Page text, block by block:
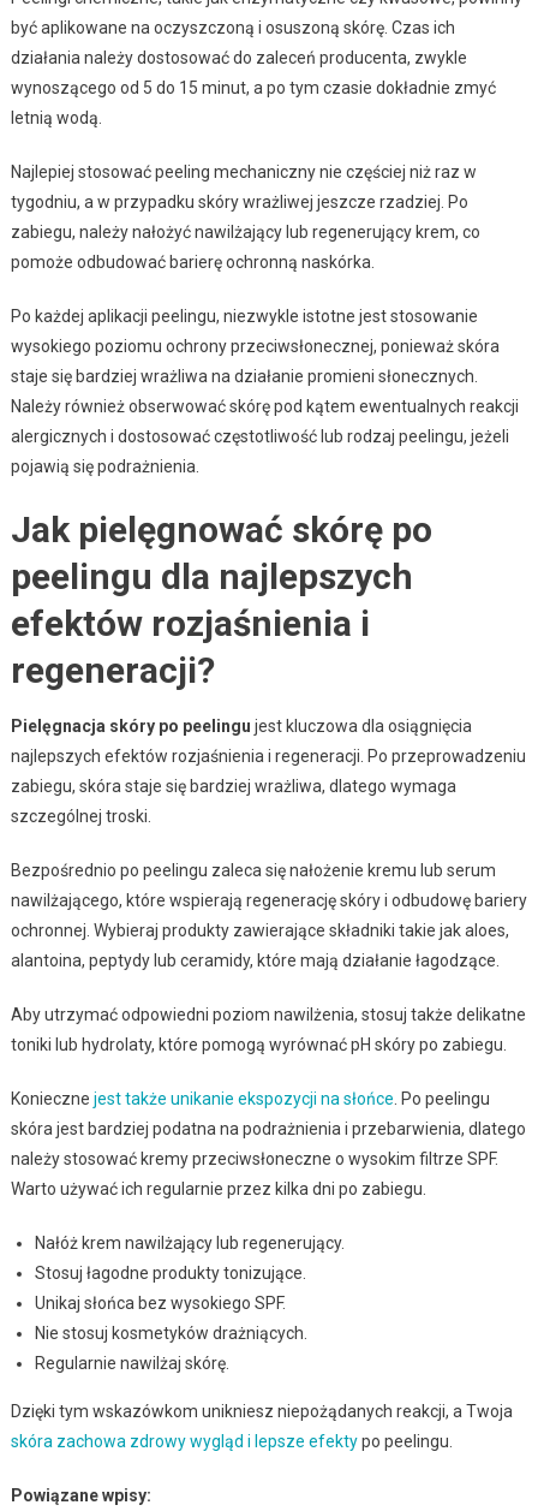
być aplikowane na oczyszczoną i osuszoną skórę. Czas ich
działania należy dostosować do zaleceń producenta, zwykle
wynoszącego od 5 do 15 minut, a po tym czasie dokładnie zmyć
letnią wodą.
Najlepiej stosować peeling mechaniczny nie częściej niż raz w
tygodniu, a w przypadku skóry wrażliwej jeszcze rzadziej. Po
zabiegu, należy nałożyć nawilżający lub regenerujący krem, co
pomoże odbudować barierę ochronną naskórka.
Po każdej aplikacji peelingu, niezwykle istotne jest stosowanie
wysokiego poziomu ochrony przeciwsłonecznej, ponieważ skóra
staje się bardziej wrażliwa na działanie promieni słonecznych.
Należy również obserwować skórę pod kątem ewentualnych reakcji
alergicznych i dostosować częstotliwość lub rodzaj peelingu, jeżeli
pojawią się podrażnienia.
Jak pielęgnować skórę po
peelingu dla najlepszych
efektów rozjaśnienia i
regeneracji?
Pielęgnacja skóry po peelingu jest kluczowa dla osiągnięcia
najlepszych efektów rozjaśnienia i regeneracji. Po przeprowadzeniu
zabiegu, skóra staje się bardziej wrażliwa, dlatego wymaga
szczególnej troski.
Bezpośrednio po peelingu zaleca się nałożenie kremu lub serum
nawilżającego, które wspierają regenerację skóry i odbudowę bariery
ochronnej. Wybieraj produkty zawierające składniki takie jak aloes,
alantoina, peptydy lub ceramidy, które mają działanie łagodzące.
Aby utrzymać odpowiedni poziom nawilżenia, stosuj także delikatne
toniki lub hydrolaty, które pomogą wyrównać pH skóry po zabiegu.
Konieczne jest także unikanie ekspozycji na słońce . Po peelingu
skóra jest bardziej podatna na podrażnienia i przebarwienia, dlatego
należy stosować kremy przeciwsłoneczne o wysokim filtrze SPF.
Warto używać ich regularnie przez kilka dni po zabiegu.
Nałóż krem nawilżający lub regenerujący.
Stosuj łagodne produkty tonizujące.
Unikaj słońca bez wysokiego SPF.
Nie stosuj kosmetyków drażniących.
Regularnie nawilżaj skórę.
Dzięki tym wskazówkom unikniesz niepożądanych reakcji, a Twoja
skóra zachowa zdrowy wygląd i lepsze efektypo peelingu.
Powiązane wpisy: